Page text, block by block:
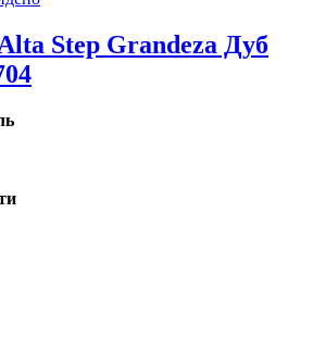
Step Grandeza Дуб